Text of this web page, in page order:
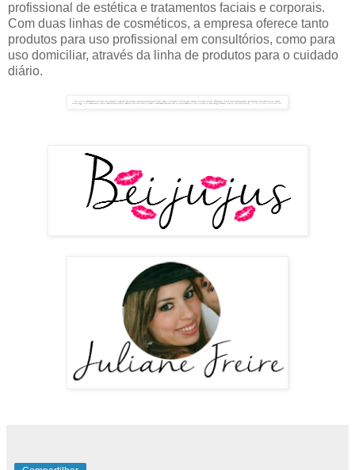
profissional de estética e tratamentos faciais e corporais.
Com duas linhas de cosméticos, a empresa oferece tanto
produtos para uso profissional em consultórios, como para
uso domiciliar, através da linha de produtos para o cuidado
diário.